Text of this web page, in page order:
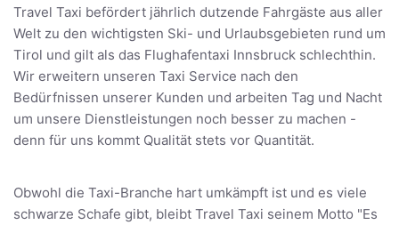
Travel Taxi befördert jährlich dutzende Fahrgäste aus aller
Welt zu den wichtigsten Ski- und Urlaubsgebieten rund um
Tirol und gilt als das Flughafentaxi Innsbruck schlechthin.
Wir erweitern unseren Taxi Service nach den
Bedürfnissen unserer Kunden und arbeiten Tag und Nacht
um unsere Dienstleistungen noch besser zu machen -
denn für uns kommt Qualität stets vor Quantität.
Obwohl die Taxi-Branche hart umkämpft ist und es viele
schwarze Schafe gibt, bleibt Travel Taxi seinem Motto "Es